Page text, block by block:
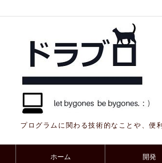
プログラムに関わる技術的なことや、便
ホーム 開発